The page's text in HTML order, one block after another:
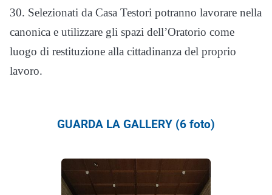
30. Selezionati da Casa Testori potranno lavorare nella
canonica e utilizzare gli spazi dell’Oratorio come
luogo di restituzione alla cittadinanza del proprio
lavoro.
GUARDA LA GALLERY (6 foto)